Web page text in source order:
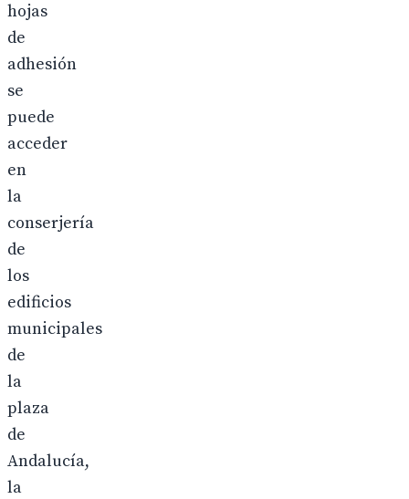
hojas
de
adhesión
se
puede
acceder
en
la
conserjería
de
los
edificios
municipales
de
la
plaza
de
Andalucía,
la